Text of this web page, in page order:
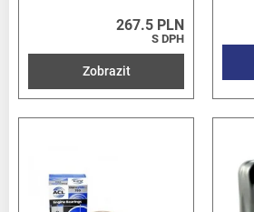
267.5 PLN
S DPH
Zobrazit